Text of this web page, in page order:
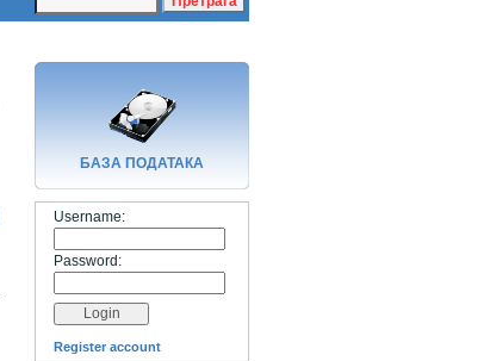
БАЗA ПОДАТАКА
Username:
Password:
Register account